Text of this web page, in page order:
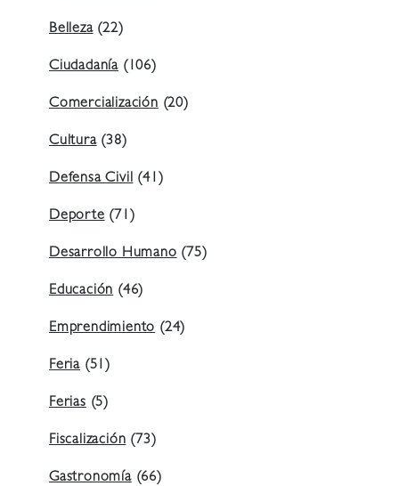
Belleza(22)
Ciudadanía (106)
Comercialización (20)
Cultura(38)
Defensa Civil (41)
Deporte (71)
Desarrollo Humano (75)
Educación (46)
Emprendimiento (24)
Feria (51)
Ferias (5)
Fiscalización (73)
Gastronomía(66)